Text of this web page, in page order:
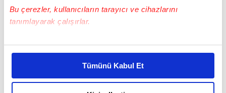
Bu çerezler, kullanıcıların tarayıcı ve cihazlarını
tanımlayarak çalışırlar.
Bu çerezlere izin vermeniz halinde sizlere özel
daha iyi reklam deneyimi yaşatabiliriz. Bunu yaparken
amacımızın size daha iyi bir reklam deneyimi sunmak
Tümünü Kabul Et
20.00 Trabzonspor - Gençlerbirliği